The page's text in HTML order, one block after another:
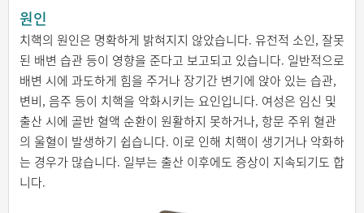
원인
치핵의 원인은 명확하게 밝혀지지 않았습니다. 유전적 소인, 잘못
된 배변 습관 등이 영향을 준다고 보고되고 있습니다. 일반적으로
배변 시에 과도하게 힘을 주거나 장기간 변기에 앉아 있는 습관,
변비, 음주 등이 치핵을 악화시키는 요인입니다. 여성은 임신 및
출산 시에 골반 혈액 순환이 원활하지 못하거나, 항문 주위 혈관
의 울혈이 발생하기 쉽습니다. 이로 인해 치핵이 생기거나 악화하
는 경우가 많습니다. 일부는 출산 이후에도 증상이 지속되기도 합
니다.